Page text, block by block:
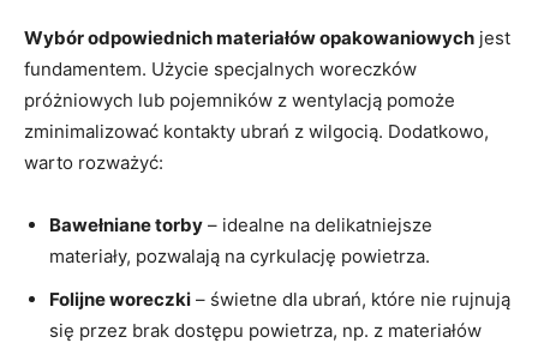
Wybór odpowiednich materiałów opakowaniowych jest
fundamentem. Użycie specjalnych woreczków
próżniowych lub pojemników z wentylacją⁣ pomoże
zminimalizować kontakty ubrań z wilgocią. Dodatkowo,
warto rozważyć:
Bawełniane torby – idealne na delikatniejsze
materiały, pozwalają ⁣na cyrkulację powietrza.
Folijne woreczki – świetne dla ubrań,​ które nie rujnują
się przez ⁢brak dostępu powietrza, np. z materiałów